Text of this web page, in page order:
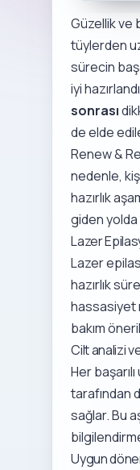
Güzellik ve
tüylerden
sürecin
iyi
sonrası
de elde
Renew &
nedenle,
hazırlık
giden
Lazer
Lazer
hazırlık
hassasiyet
bakım
Cilt analizi
Her
tarafından
sağlar. Bu
Uygun